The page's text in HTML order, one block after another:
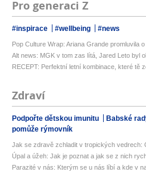
Pro generaci Z
#inspirace #wellbeing #news
Pop Culture Wrap: Ariana Grande promluvila
Alt news: MGK v tom zas lítá, Jared Leto byl
RECEPT: Perfektní letní kombinace, které tě
Zdraví
Podpořte dětskou imunitu Babské
pomůže rýmovník
Jak se zdravě zchladit v tropických vedrech:
Úpal a úžeh: Jak je poznat a jak se z nich
Parazité v nás: Kterým se u nás líbí a kde v